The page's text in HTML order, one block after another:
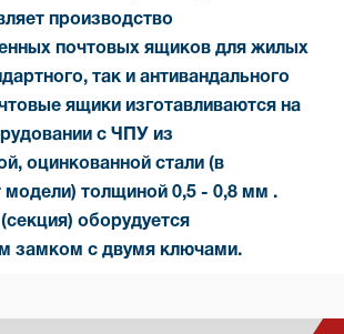
производство
почтовых ящиков для жилых
так и антивандального
ящики изготавливаются на
с ЧПУ из
оцинкованной стали (в
модели) толщиной 0,5 - 0,8 мм .
оборудуется
замком с двумя ключами.